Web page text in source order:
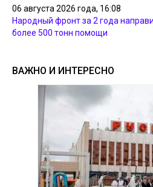
06 августа 2026 года, 16:08
Народный фронт за 2 года
более 500 тонн помощи
ВАЖНО И ИНТЕРЕСНО